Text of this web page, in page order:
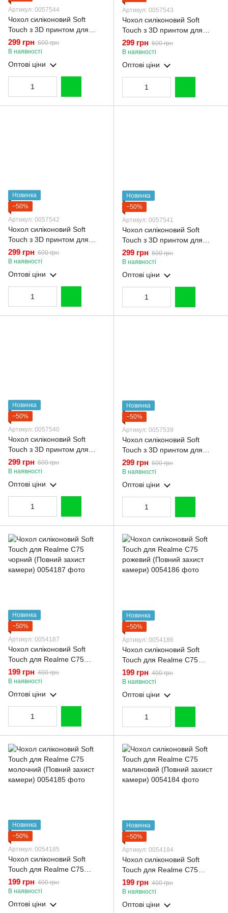
Артикул: 0057544
Чохол силіконовий Soft
Touch з 3D принтом для
Realme C75 чорний (Повний
захист камери)
299 грн 600 грн
В наявності
Оптові ціни
Артикул: 0057543
Чохол силіконовий Soft
Touch з 3D принтом для
Realme C75 рожевий
(Повний захист камери)
299 грн 600 грн
В наявності
Оптові ціни
Новинка
−50%
Артикул: 0057542
Чохол силіконовий Soft
Touch з 3D принтом для
Realme C75 молочний
(Повний захист камери)
299 грн 600 грн
В наявності
Оптові ціни
Новинка
−50%
Артикул: 0057541
Чохол силіконовий Soft
Touch з 3D принтом для
Realme C75 малиновий
(Повний захист камери)
299 грн 600 грн
В наявності
Оптові ціни
Новинка
−50%
Артикул: 0057540
Чохол силіконовий Soft
Touch з 3D принтом для
Realme C75 коричневий
(Повний захист камери)
299 грн 600 грн
В наявності
Оптові ціни
Новинка
−50%
Артикул: 0057539
Чохол силіконовий Soft
Touch з 3D принтом для
Realme C75 бордовий
(Повний захист камери)
299 грн 600 грн
В наявності
Оптові ціни
Новинка
−50%
Артикул: 0054187
Чохол силіконовий Soft
Touch для Realme C75
чорний (Повний захист
камери)
199 грн 400 грн
В наявності
Оптові ціни
Новинка
−50%
Артикул: 0054186
Чохол силіконовий Soft
Touch для Realme C75
рожевий (Повний захист
камери)
199 грн 400 грн
В наявності
Оптові ціни
Новинка
−50%
Артикул: 0054185
Чохол силіконовий Soft
Touch для Realme C75
молочний (Повний захист
камери)
199 грн 400 грн
В наявності
Оптові ціни
Новинка
−50%
Артикул: 0054184
Чохол силіконовий Soft
Touch для Realme C75
малиновий (Повний захист
камери)
199 грн 400 грн
В наявності
Оптові ціни